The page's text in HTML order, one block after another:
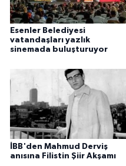
Esenler Belediyesi
vatandaşları yazlık
sinemada buluşturuyor
İBB'den Mahmud Derviş
anısına Filistin Şiir Akşamı